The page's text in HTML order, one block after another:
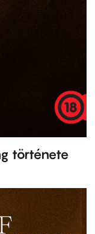
története